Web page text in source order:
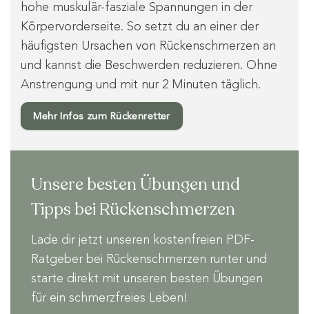
hohe muskulär-fasziale Spannungen in der
Körpervorderseite. So setzt du an einer der
häufigsten Ursachen von Rückenschmerzen an
und kannst die Beschwerden reduzieren. Ohne
Anstrengung und mit nur 2 Minuten täglich.
Mehr Infos zum Rückenretter
Unsere besten Übungen und
Tipps bei Rückenschmerzen
Lade dir jetzt unseren kostenfreien PDF-
Ratgeber bei Rückenschmerzen runter und
starte direkt mit unseren besten Übungen
für ein schmerzfreies Leben!